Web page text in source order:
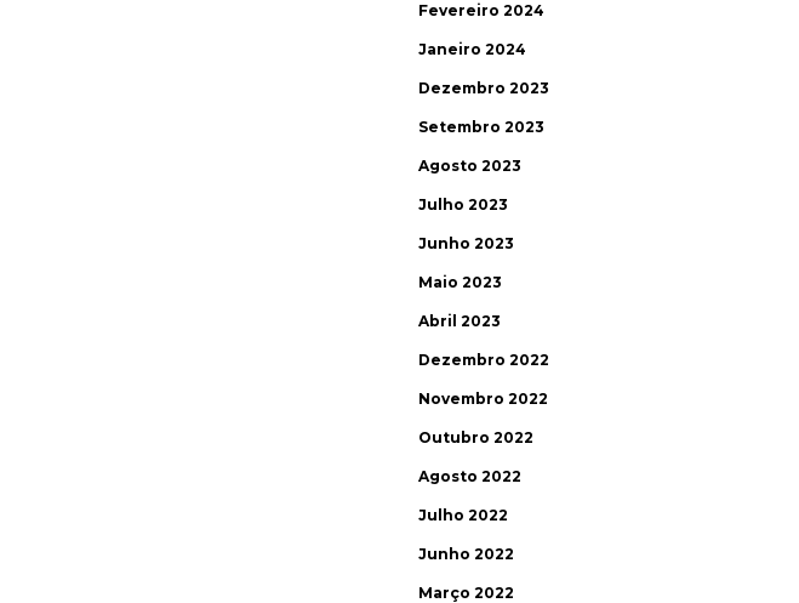
Fevereiro 2024
Janeiro 2024
Dezembro 2023
Setembro 2023
Agosto 2023
Julho 2023
Junho 2023
Maio 2023
Abril 2023
Dezembro 2022
Novembro 2022
Outubro 2022
Agosto 2022
Julho 2022
Junho 2022
Março 2022